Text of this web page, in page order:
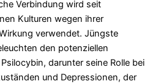
Verbindung wird seit
Kulturen wegen ihrer
verwendet. Jüngste
den potenziellen
darunter seine Rolle bei
und Depressionen, der